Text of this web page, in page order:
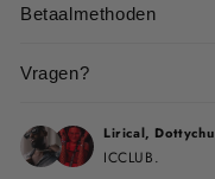
Betaalmethoden
Vragen?
Lirical, Dottychu
ICCLUB.